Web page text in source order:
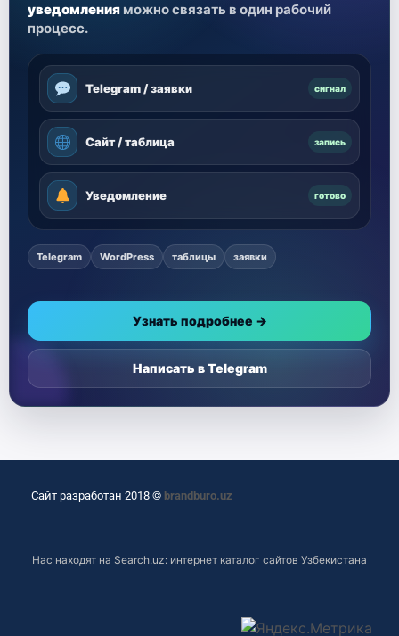
уведомления можно связать в один рабочий
процесс.
Telegram / заявки сигнал
Сайт / таблица запись
Уведомление готово
Telegram WordPress таблицы заявки
Узнать подробнее →
Написать в Telegram
Сайт разработан 2018 © brandburo.uz
Нас находят на Search.uz: интернет каталог сайтов Узбекистана